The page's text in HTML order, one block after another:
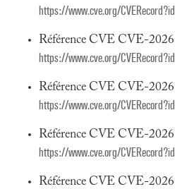
https://www.cve.org/
Référence CVE CVE-
https://www.cve.org/
Référence CVE CVE-
https://www.cve.org/
Référence CVE CVE-
https://www.cve.org/
Référence CVE CVE-